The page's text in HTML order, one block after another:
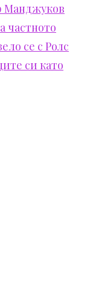
Манджуков
частното
се с Ролс
си като